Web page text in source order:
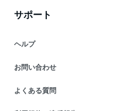
サポート
ヘルプ
お問い合わせ
よくある質問